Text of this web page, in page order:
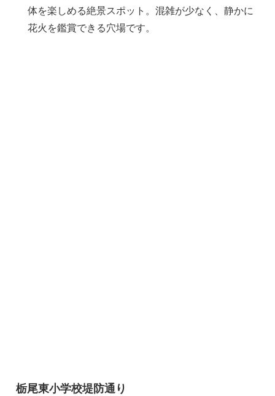
体を楽しめる絶景スポット。混雑が少なく、静かに
花火を鑑賞できる穴場です。
栃尾東小学校堤防通り